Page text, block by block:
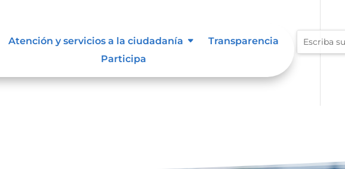
Atención y servicios a la ciudadanía
Transparencia
Participa
y reservada